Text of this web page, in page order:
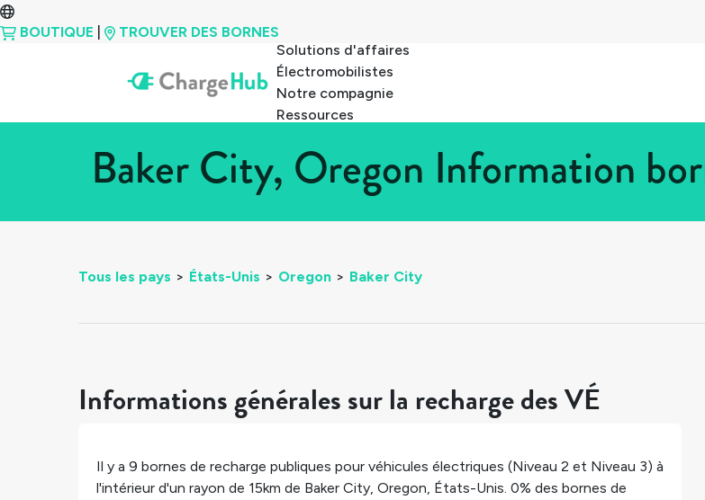
BOUTIQUE
TROUVER DES BORNES
Solutions d'affaires
Électromobilistes
Notre compagnie
Ressources
Baker City, Oregon Information
Tous les pays > États-Unis > Oregon > Baker City
Informations générales sur la recharge des VÉ
Il y a 9 bornes de recharge publiques pour véhicules électriques (Niveau 2 et Niveau 3) à
l'intérieur d'un rayon de 15km de Baker City, Oregon, États-Unis. 0% des bornes de